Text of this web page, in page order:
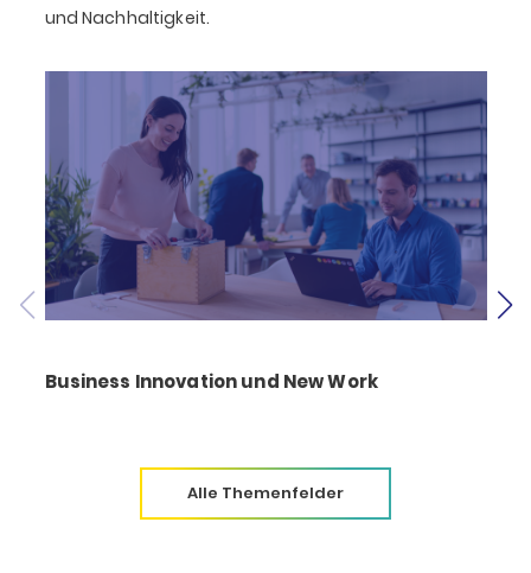
und Nachhaltigkeit.
Business Innovation und New Work
Alle Themenfelder